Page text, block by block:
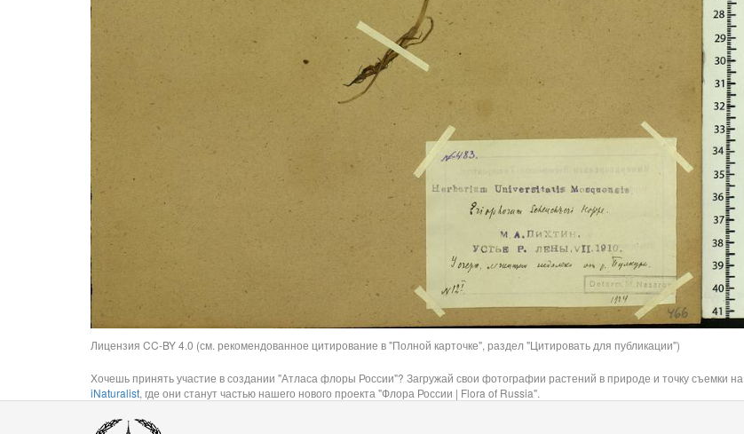
Лицензия CC-BY 4.0 (см. рекомендованное цитирование в "Полной карточке", раздел "Цитировать для публикации")
Хочешь принять участие в создании "Атласа флоры России"? Загружай свои фотографии растений в природе и точку съемки на
iNaturalist, где они станут частью нашего нового проекта "Флора России | Flora of Russia".